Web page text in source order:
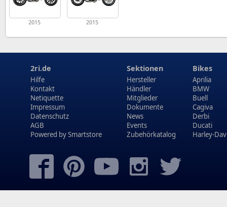
2015 2015
2ri.de
Hilfe
Kontakt
Netiquette
Impressum
Datenschutz
AGB
Powered bySmartstore
Sektionen
Hersteller
Händler
Mitglieder
Dokumente
News
Events
Zubehörkatalog
Bikes
Aprilia
BMW
Buell
Cagiva
Derbi
Ducati
Harley-